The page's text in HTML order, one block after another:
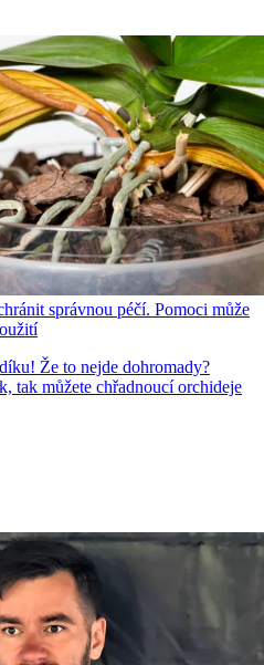
správnou péčí. Pomoci může
Že to nejde dohromady?
tak můžete chřadnoucí orchideje